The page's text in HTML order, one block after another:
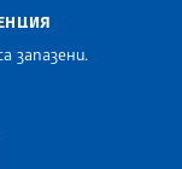
запазени.
News Agencies